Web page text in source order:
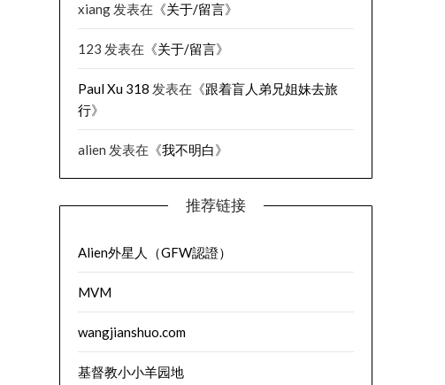
xiang发表在《关于/留言》
123 发表在《关于/留言》
Paul Xu 318 发表在《跟着盲人弟兄姐妹去旅
行》
alien 发表在《我不明白》
推荐链接
Alien外星人（GFW認證）
MVM
wangjianshuo.com
基督教小小羊园地